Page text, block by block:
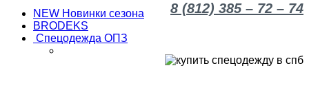
8 (812) 385 – 72 – 74
NEW Новинки сезона
BRODEKS
Спецодежда ОПЗ